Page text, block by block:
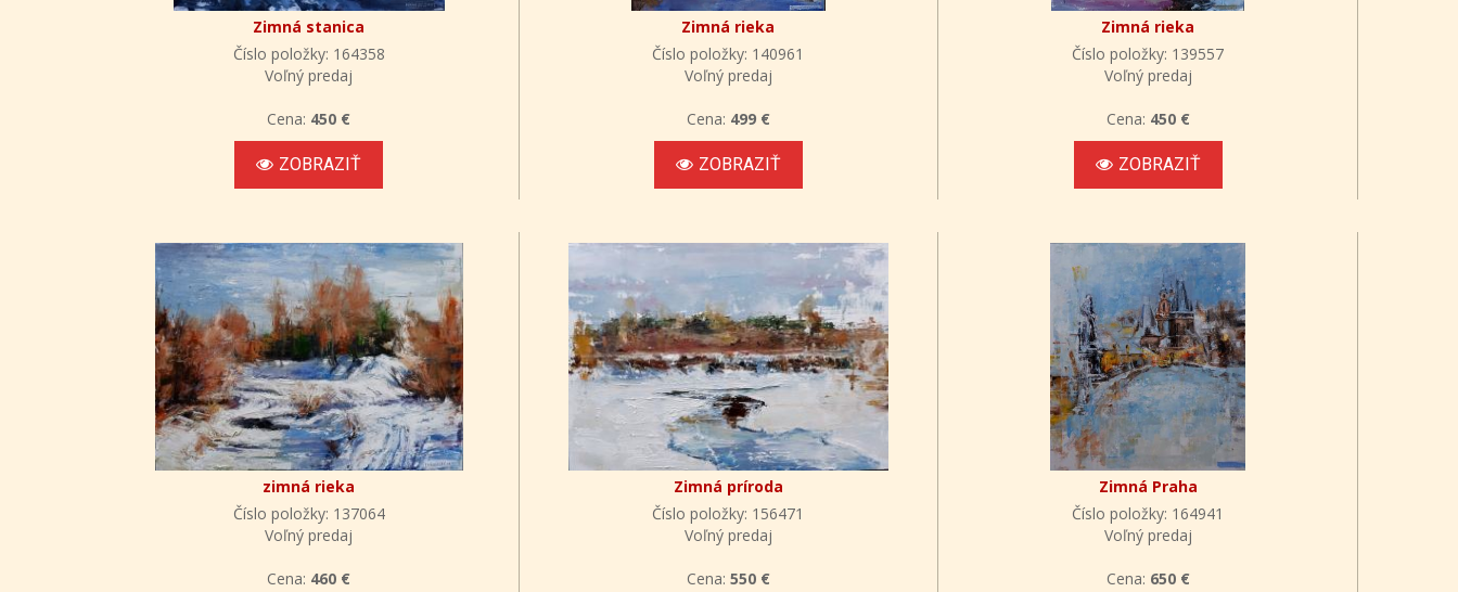
Zimná stanica
Číslo položky: 164358
Voľný predaj
Cena: 450 €
ZOBRAZIŤ
Zimná rieka
Číslo položky: 140961
Voľný predaj
Cena: 499 €
ZOBRAZIŤ
Zimná rieka
Číslo položky: 139557
Voľný predaj
Cena: 450 €
ZOBRAZIŤ
zimná rieka
Číslo položky: 137064
Voľný predaj
Cena: 460 €
Zimná príroda
Číslo položky: 156471
Voľný predaj
Cena: 550 €
Zimná Praha
Číslo položky: 164941
Voľný predaj
Cena: 650 €